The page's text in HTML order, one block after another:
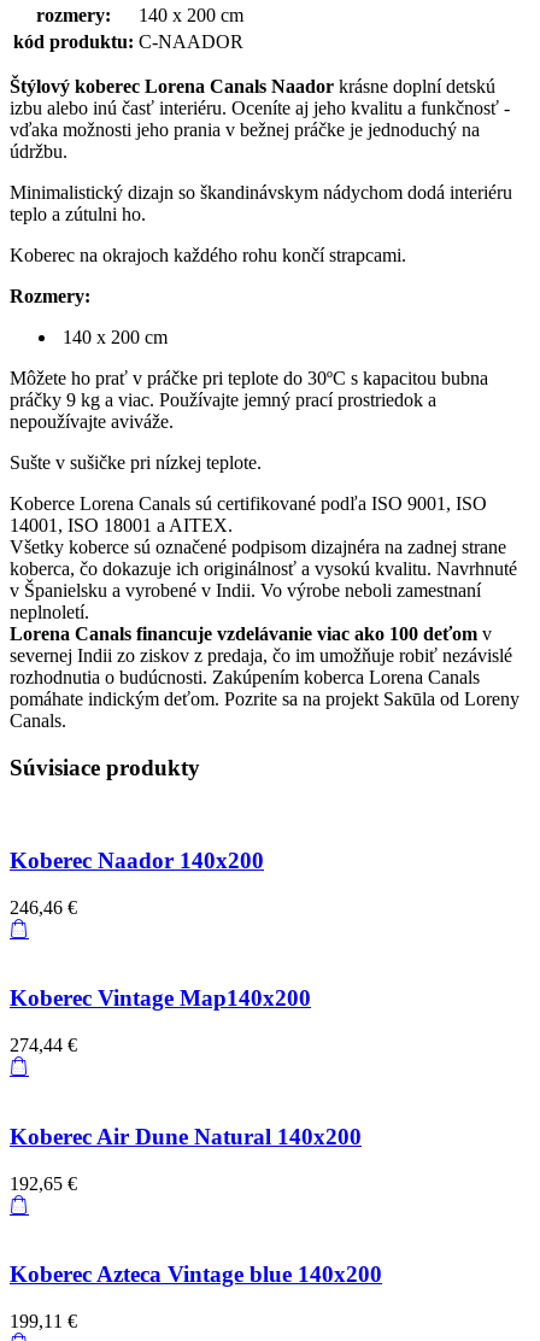
rozmery:
140 x 200 cm
kód produktu: C-NAADOR
Štýlový koberec Lorena Canals Naador krásne doplní detskú
izbu alebo inú časť interiéru. Oceníte aj jeho kvalitu a funkčnosť -
vďaka možnosti jeho prania v bežnej práčke je jednoduchý na
údržbu.
Minimalistický dizajn so škandinávskym nádychom dodá interiéru
teplo a zútulni ho.
Koberec na okrajoch každého rohu končí strapcami.
Rozmery:
140 x 200 cm
Môžete ho prať v práčke pri teplote do 30ºC s kapacitou bubna
práčky 9 kg a viac. Používajte jemný prací prostriedok a
nepoužívajte aviváže.
Sušte v sušičke pri nízkej teplote.
Koberce Lorena Canals sú certifikované podľa ISO 9001, ISO
14001, ISO 18001 a AITEX.
Všetky koberce sú označené podpisom dizajnéra na zadnej strane
koberca, čo dokazuje ich originálnosť a vysokú kvalitu. Navrhnuté
v Španielsku a vyrobené v Indii. Vo výrobe neboli zamestnaní
neplnoletí.
Lorena Canals financuje vzdelávanie viac ako 100 deťom v
severnej Indii zo ziskov z predaja, čo im umožňuje robiť nezávislé
rozhodnutia o budúcnosti. Zakúpením koberca Lorena Canals
pomáhate indickým deťom. Pozrite sa na projekt Sakūla od Loreny
Canals.
Súvisiace produkty
Koberec Naador 140x200
246,46 €
Koberec Vintage Map140x200
274,44 €
Koberec Air Dune Natural 140x200
192,65 €
Koberec Azteca Vintage blue 140x200
199,11 €